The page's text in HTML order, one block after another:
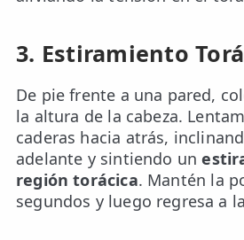
3. Estiramiento
De pie frente a una pared,
la altura de la cabeza.
caderas hacia atrás,
adelante y sintiendo un
región torácica. Mantén la
segundos y luego regresa a